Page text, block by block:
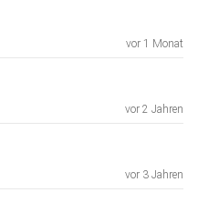
vor 1 Monat
vor 2 Jahren
vor 3 Jahren